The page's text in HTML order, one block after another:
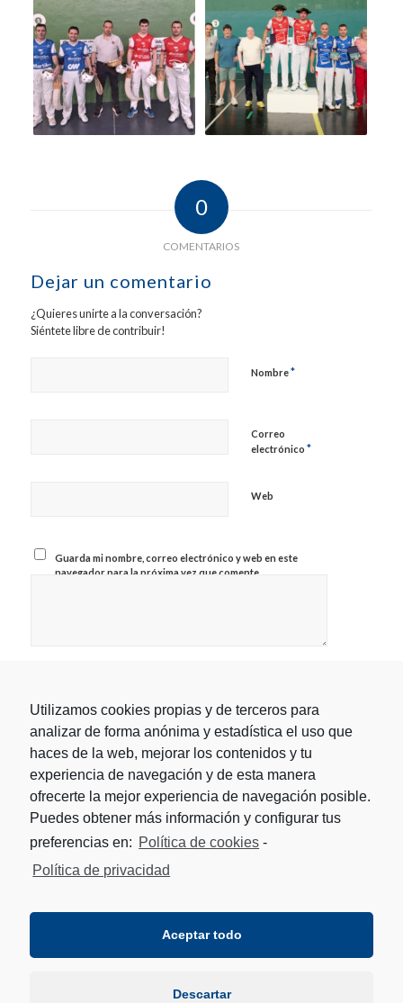
0
COMENTARIOS
Dejar un comentario
¿Quieres unirte a la conversación?
Siéntete libre de contribuir!
Nombre*
Correo
electrónico *
Web
Guarda mi nombre, correo electrónico y web en este
navegador para la próxima vez que comente.
Utilizamos cookies propias y de terceros para
analizar de forma anónima y estadística el uso que
haces de la web, mejorar los contenidos y tu
experiencia de navegación y de esta manera
ofrecerte la mejor experiencia de navegación posible.
Puedes obtener más información y configurar tus
preferencias en: Política de cookies -
Política de privacidad
Aceptar todo
Descartar